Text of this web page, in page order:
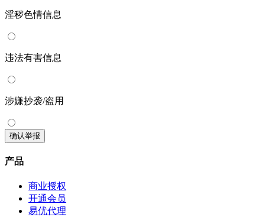
淫秽色情信息
违法有害信息
涉嫌抄袭/盗用
确认举报
产品
商业授权
开通会员
易优代理